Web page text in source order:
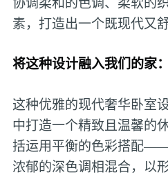
素，打造出一个既现代又
将这种设计融入我们的家
这种优雅的现代奢华卧室
中打造一个精致且温馨的
括运用平衡的色彩搭配
浓郁的深色调相混合，以